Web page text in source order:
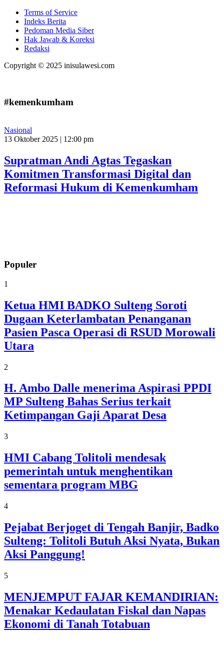
Terms of Service
Indeks Berita
Pedoman Media Siber
Hak Jawab & Koreksi
Redaksi
Copyright © 2025 inisulawesi.com
#kemenkumham
Nasional
13 Oktober 2025 | 12:00 pm
Supratman Andi Agtas Tegaskan
Komitmen Transformasi Digital dan
Reformasi Hukum di Kemenkumham
Populer
1
Ketua HMI BADKO Sulteng Soroti
Dugaan Keterlambatan Penanganan
Pasien Pasca Operasi di RSUD Morowali
Utara
2
H. Ambo Dalle menerima Aspirasi PPDI
MP Sulteng Bahas Serius terkait
Ketimpangan Gaji Aparat Desa
3
HMI Cabang Tolitoli mendesak
pemerintah untuk menghentikan
sementara program MBG
4
Pejabat Berjoget di Tengah Banjir, Badko
Sulteng: Tolitoli Butuh Aksi Nyata, Bukan
Aksi Panggung!
5
MENJEMPUT FAJAR KEMANDIRIAN:
Menakar Kedaulatan Fiskal dan Napas
Ekonomi di Tanah Totabuan